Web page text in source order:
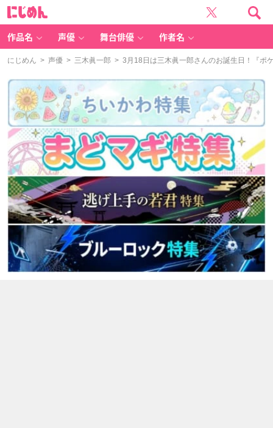
作品名 声優 舞台俳優 作者名
にじめん > 声優 > 三木眞一郎 > 3月18日は三木眞一郎さんのお誕生日！『ポ